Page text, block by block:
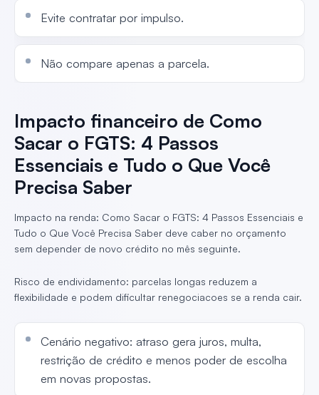
Evite contratar por impulso.
Não compare apenas a parcela.
Impacto financeiro de Como
Sacar o FGTS: 4 Passos
Essenciais e Tudo o Que Você
Precisa Saber
Impacto na renda: Como Sacar o FGTS: 4 Passos Essenciais e
Tudo o Que Você Precisa Saber deve caber no orçamento
sem depender de novo crédito no mês seguinte.
Risco de endividamento: parcelas longas reduzem a
flexibilidade e podem dificultar renegociacoes se a renda cair.
Cenário negativo: atraso gera juros, multa,
restrição de crédito e menos poder de escolha
em novas propostas.